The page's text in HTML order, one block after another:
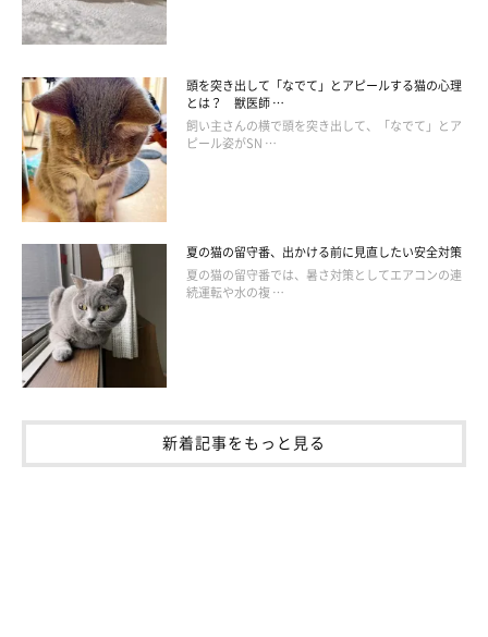
た、お尻を突き出したポーズは今にもダッシュするように見えま
すが、これは受け入れている体勢なので、Ｄの気持ちはないでし
ょう。
頭を突き出して「なでて」とアピールする猫の心理
とは？ 獣医師 …
飼い主さんの横で頭を突き出して、「なでて」とア
ピール姿がSN …
夏の猫の留守番、出かける前に見直したい安全対策
夏の猫の留守番では、暑さ対策としてエアコンの連
続運転や水の複 …
新着記事をもっと見る